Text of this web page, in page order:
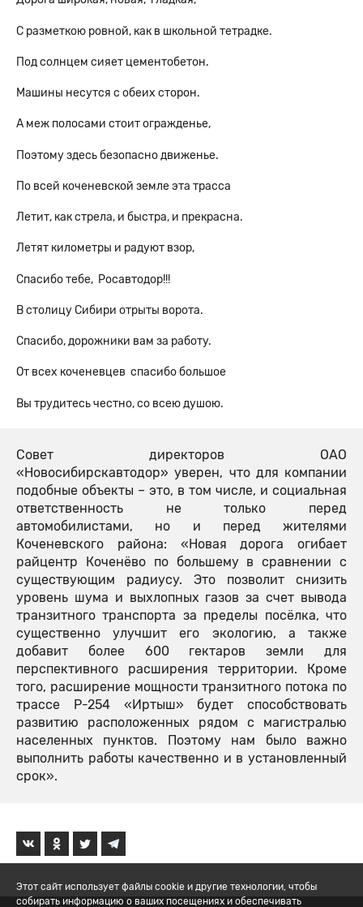
С разметкою ровной, как в школьной тетрадке.
Под солнцем сияет цементобетон.
Машины несутся с обеих сторон.
А меж полосами стоит огражденье,
Поэтому здесь безопасно движенье.
По всей коченевской земле эта трасса
Летит, как стрела, и быстра, и прекрасна.
Летят километры и радуют взор,
Спасибо тебе, Росавтодор!!!
В столицу Сибири отрыты ворота.
Спасибо, дорожники вам за работу.
От всех коченевцев спасибо большое
Вы трудитесь честно, со всею душою.
Совет директоров ОАО
«Новосибирскавтодор» уверен, что для компании
подобные объекты – это, в том числе, и социальная
ответственность не только перед
автомобилистами, но и перед жителями
Коченевского района: «Новая дорога огибает
райцентр Коченёво по большему в сравнении с
существующим радиусу. Это позволит снизить
уровень шума и выхлопных газов за счет вывода
транзитного транспорта за пределы посёлка, что
существенно улучшит его экологию, а также
добавит более 600 гектаров земли для
перспективного расширения территории. Кроме
того, расширение мощности транзитного потока по
трассе Р-254 «Иртыш» будет способствовать
развитию расположенных рядом с магистралью
населенных пунктов. Поэтому нам было важно
выполнить работы качественно и в установленный
срок».
Этот сайт использует файлы cookie и другие технологии, чтобы
собирать информацию о ваших посещениях и обеспечивать